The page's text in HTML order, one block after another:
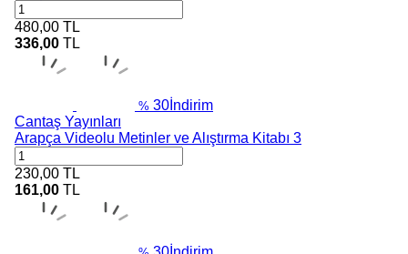
480,00 TL
336,00 TL
% 30 İndirim
Cantaş Yayınları
Arapça Videolu Metinler ve Alıştırma Kitabı 3
230,00 TL
161,00 TL